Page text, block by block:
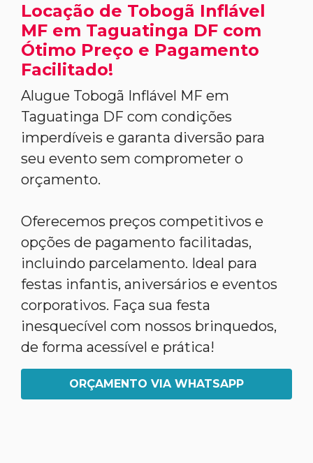
Locação de Tobogã Inflável
MF em Taguatinga DF com
Ótimo Preço e Pagamento
Facilitado!
Alugue Tobogã Inflável MF em
Taguatinga DF com condições
imperdíveis e garanta diversão para
seu evento sem comprometer o
orçamento.
Oferecemos preços competitivos e
opções de pagamento facilitadas,
incluindo parcelamento. Ideal para
festas infantis, aniversários e eventos
corporativos. Faça sua festa
inesquecível com nossos brinquedos,
de forma acessível e prática!
ORÇAMENTO VIA WHATSAPP